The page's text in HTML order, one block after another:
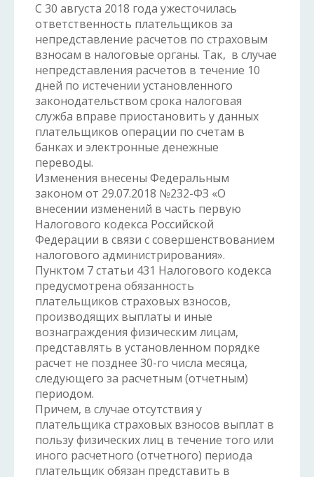
С 30 августа 2018 года ужесточилась
ответственность плательщиков за
непредставление расчетов по страховым
взносам в налоговые органы. Так, в случае
непредставления расчетов в течение 10
дней по истечении установленного
законодательством срока налоговая
служба вправе приостановить у данных
плательщиков операции по счетам в
банках и электронные денежные
переводы.
Изменения внесены Федеральным
законом от 29.07.2018 №232-ФЗ «О
внесении изменений в часть первую
Налогового кодекса Российской
Федерации в связи с совершенствованием
налогового администрирования».
Пунктом 7 статьи 431 Налогового кодекса
предусмотрена обязанность
плательщиков страховых взносов,
производящих выплаты и иные
вознаграждения физическим лицам,
представлять в установленном порядке
расчет не позднее 30-го числа месяца,
следующего за расчетным (отчетным)
периодом.
Причем, в случае отсутствия у
плательщика страховых взносов выплат в
пользу физических лиц в течение того или
иного расчетного (отчетного) периода
плательщик обязан представить в